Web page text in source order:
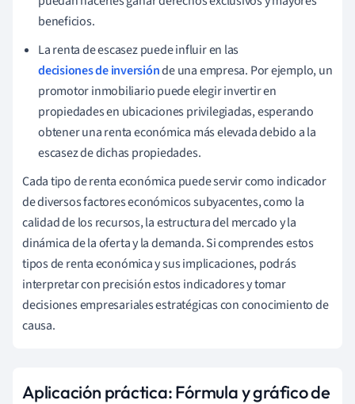
beneficios.
La renta de escasez puede influir en las
decisiones de inversiónde una empresa. Por ejemplo, un
promotor inmobiliario puede elegir invertir en
propiedades en ubicaciones privilegiadas, esperando
obtener una renta económica más elevada debido a la
escasez de dichas propiedades.
Cada tipo de renta económica puede servir como indicador
de diversos factores económicos subyacentes, como la
calidad de los recursos, la estructura del mercado y la
dinámica de la oferta y la demanda. Si comprendes estos
tipos de renta económica y sus implicaciones, podrás
interpretar con precisión estos indicadores y tomar
decisiones empresariales estratégicas con conocimiento de
causa.
Aplicación práctica: Fórmula y gráfico de